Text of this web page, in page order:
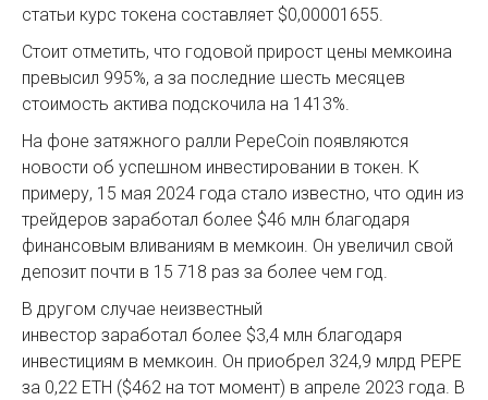
статьи курс токена составляет $0,00001655.
Стоит отметить, что годовой прирост цены мемкоина
превысил 995%, а за последние шесть месяцев
стоимость актива подскочила на 1413%.
На фоне затяжного ралли PepeСoin появляются
новости об успешном инвестировании в токен. К
примеру, 15 мая 2024 года стало известно, что один из
трейдеров заработал более $46 млн благодаря
финансовым вливаниям в мемкоин. Он увеличил свой
депозит почти в 15 718 раз за более чем год.
В другом случае неизвестный
инвестор заработал более $3,4 млн благодаря
инвестициям в мемкоин. Он приобрел 324,9 млрд PEPE
за 0,22 ETH ($462 на тот момент) в апреле 2023 года. В